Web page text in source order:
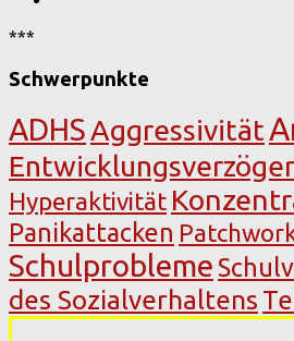
***
Schwerpunkte
ADHSAggressivität
Hyperaktivität
Panikattacken
Schulprobleme
des Sozialverhaltens